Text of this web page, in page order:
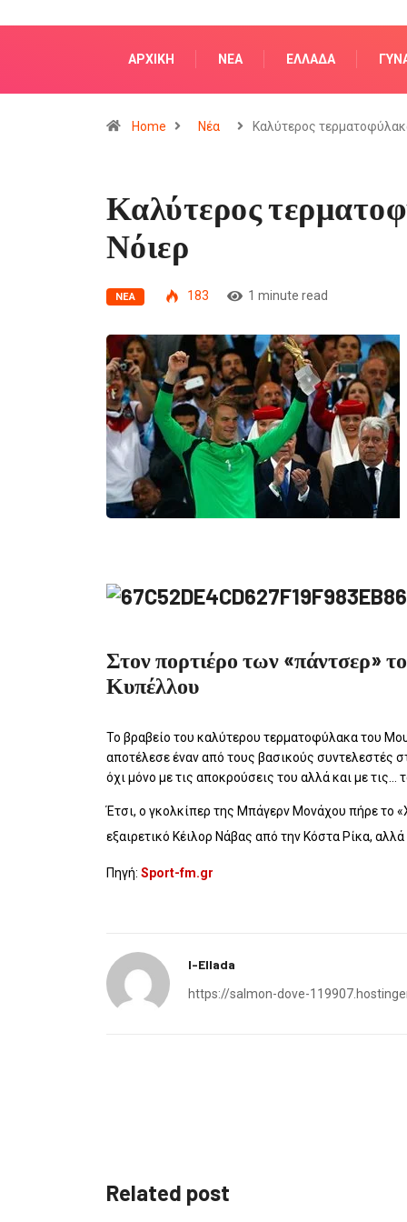
ΑΡΧΙΚΗ NΈΑ ΕΛΛΆΔΑ
Home Nέα Καλύτερος
Καλύτερος
Νόιερ
NΈΑ 183 1 minute read
Στον πορτιέρο των «πάντσερ»
Κυπέλλου
Το βραβείο του καλύτερου τερματοφύλακα του
αποτέλεσε έναν από τους βασικούς συντελεστές
όχι μόνο με τις αποκρούσεις του αλλά και με τις…
Έτσι, ο γκολκίπερ της Μπάγερν Μονάχου πήρε το
εξαιρετικό Κέιλορ Νάβας από την Κόστα Ρίκα,
Πηγή: Sport-fm.gr
I-Ellada
https://salmon-dove-
Related post